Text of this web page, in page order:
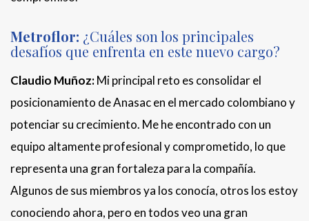
Metroflor: ¿Cuáles son los principales
desafíos que enfrenta en este nuevo cargo?
Claudio Muñoz:Mi principal reto es consolidar el
posicionamiento de Anasac en el mercado colombiano y
potenciar su crecimiento. Me he encontrado con un
equipo altamente profesional y comprometido, lo que
representa una gran fortaleza para la compañía.
Algunos de sus miembros ya los conocía, otros los estoy
conociendo ahora, pero en todos veo una gran